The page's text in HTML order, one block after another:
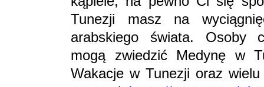
Tunezji masz na
arabskiego świata. Osoby
mogą zwiedzić Medynę w
Wakacje w Tunezji oraz